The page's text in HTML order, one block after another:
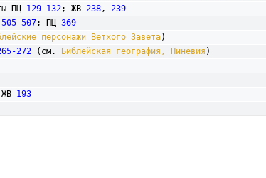
ПЦ
129-132; ЖВ 238, 239
505-507; ПЦ 369
персонажи Ветхого Завета)
272 (см. Библейская география, Ниневия )
ЖВ
193